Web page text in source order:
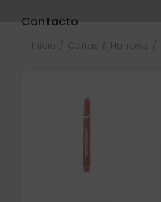
Contacto
Inicio Cañas Harrows